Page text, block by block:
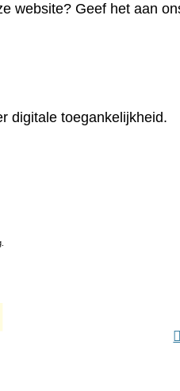
website? Geef het aan
digitale toegankelijkheid.